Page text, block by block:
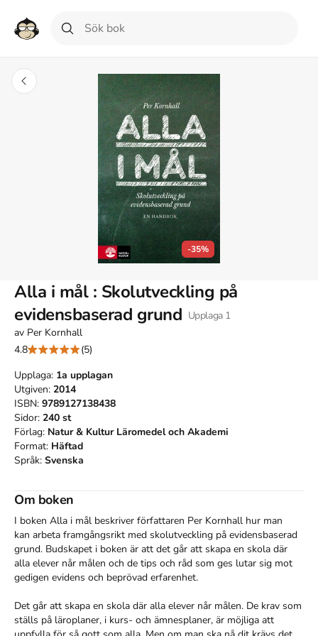
-35%
Alla i mål : Skolutveckling på
evidensbaserad grund Upplaga 1
av Per Kornhall
4.8
(5)
Upplaga: 1a upplagan
Utgiven: 2014
ISBN: 9789127138438
Sidor: 240 st
Förlag: Natur & Kultur Läromedel och Akademi
Format: Häftad
Språk: Svenska
Om boken
I boken Alla i mål beskriver författaren Per Kornhall hur man
kan arbeta framgångsrikt med skolutveckling på evidensbaserad
grund. Budskapet i boken är att det går att skapa en skola där
alla elever når målen och de tips och råd som ges lutar sig mot
gedigen evidens och beprövad erfarenhet.
Det går att skapa en skola där alla elever når målen. De krav som
ställs på läroplaner, i kurs- och ämnesplaner, är möjliga att